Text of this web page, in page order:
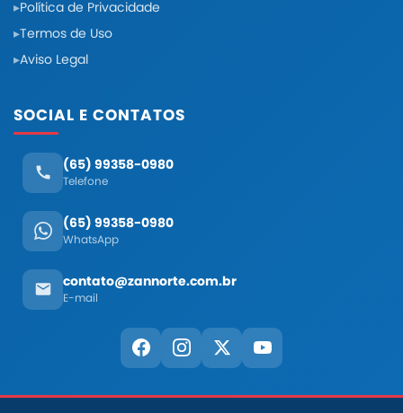
Política de Privacidade
Termos de Uso
Aviso Legal
SOCIAL E CONTATOS
(65) 99358-0980
Telefone
(65) 99358-0980
WhatsApp
contato@zannorte.com.br
E-mail